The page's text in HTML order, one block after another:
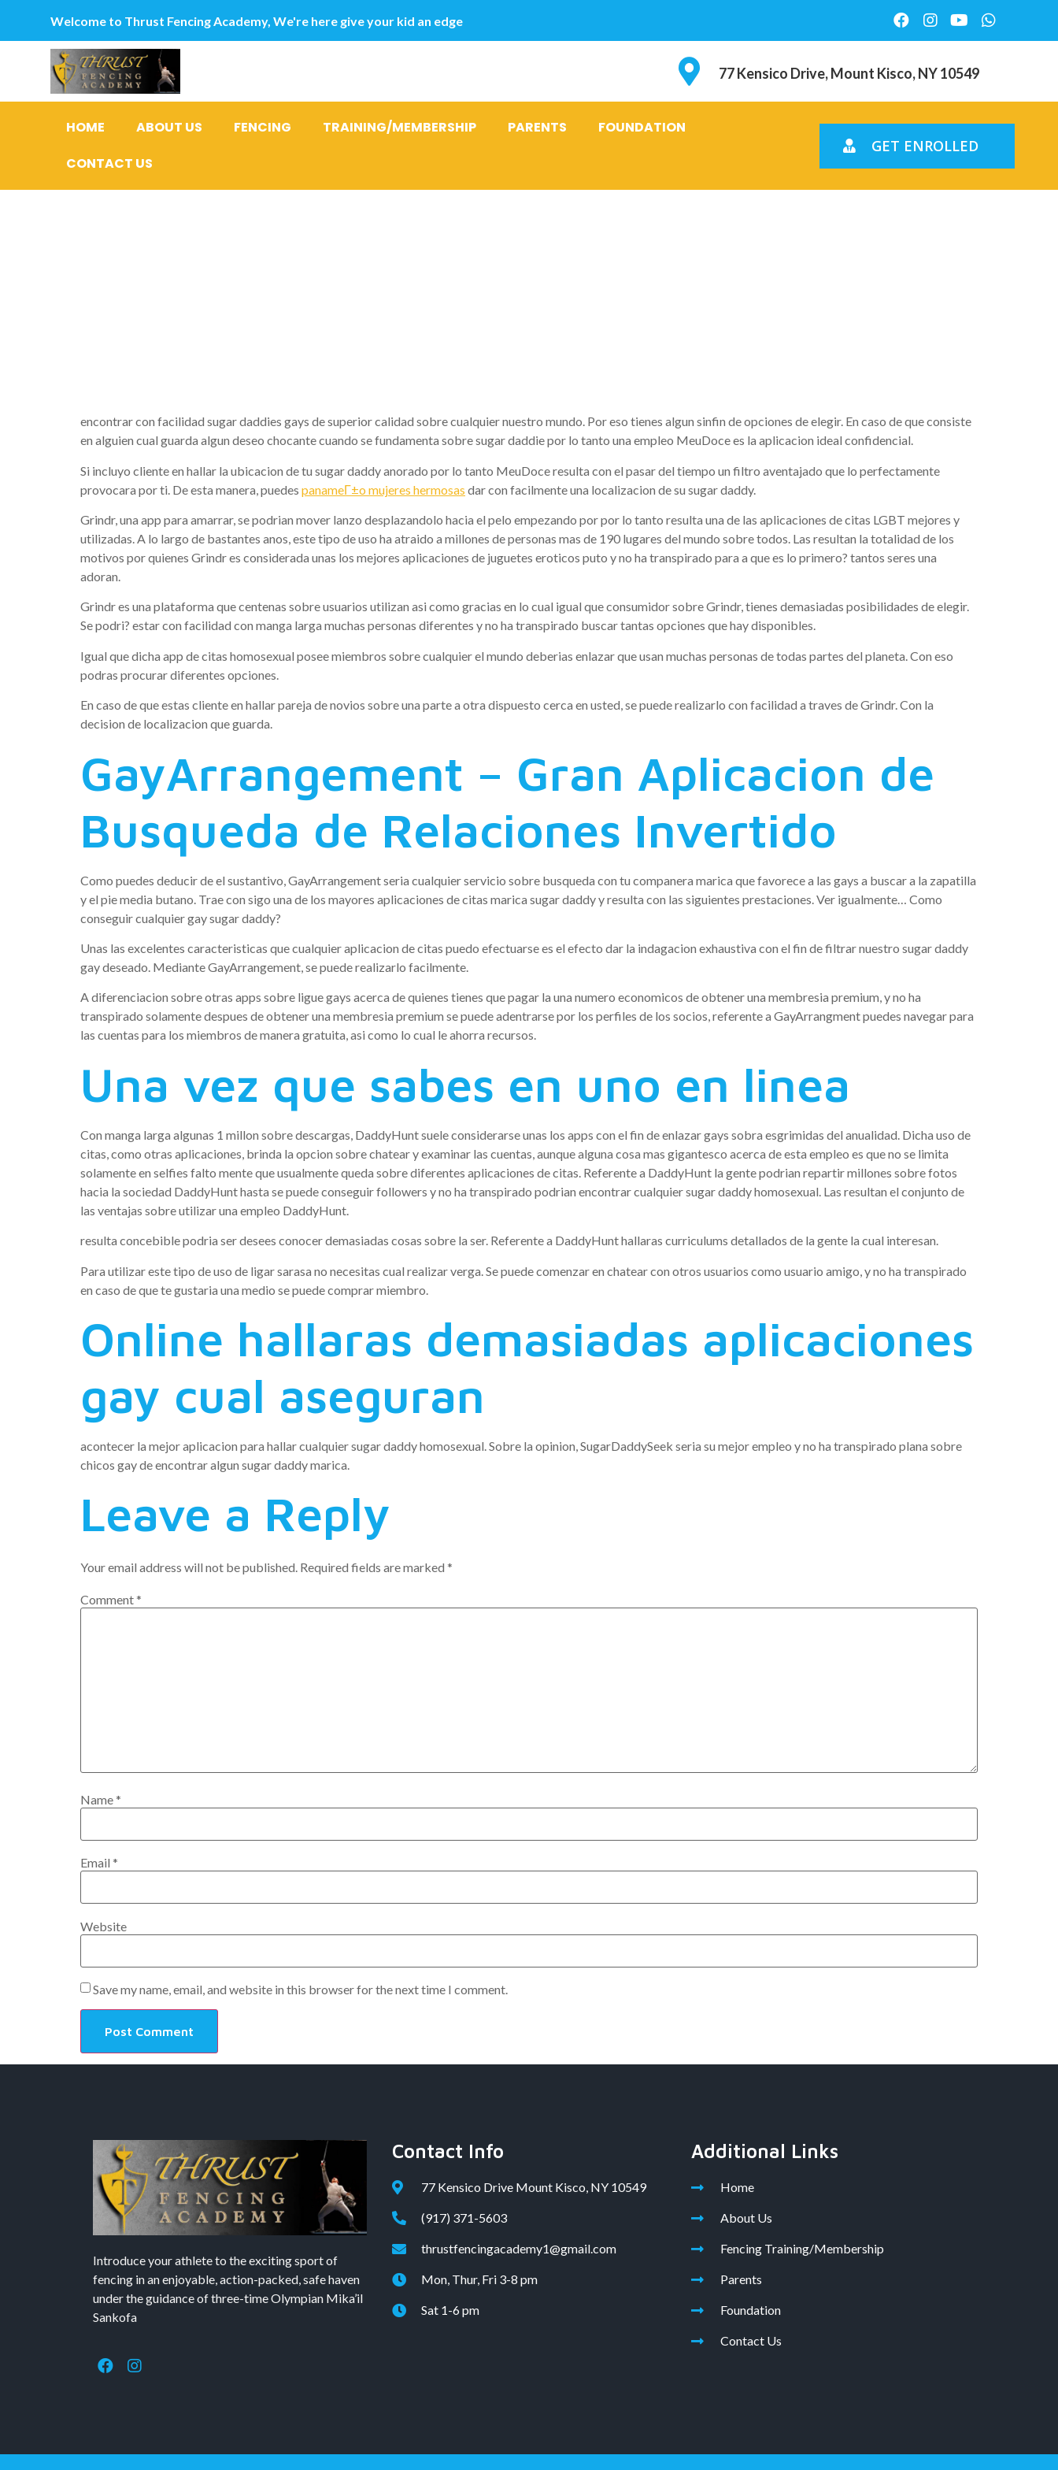
Welcome to Thrust Fencing Academy, We're here give your kid an edge
77 Kensico Drive, Mount Kisco, NY 10549
HOME ABOUT US FENCING TRAINING/MEMBERSHIP PARENTS
FOUNDATION
CONTACT US
GET ENROLLED
encontrar con facilidad sugar daddies gays de superior calidad sobre cualquier nuestro mundo. Por eso tienes algun sinfin de opciones de elegir. En caso de que consiste
en alguien cual guarda algun deseo chocante cuando se fundamenta sobre sugar daddie por lo tanto una empleo MeuDoce es la aplicacion ideal confidencial.
Si incluyo cliente en hallar la ubicacion de tu sugar daddy anorado por lo tanto MeuDoce resulta con el pasar del tiempo un filtro aventajado que lo perfectamente
provocara por ti. De esta manera, puedes panameГ±o mujeres hermosas dar con facilmente una localizacion de su sugar daddy.
Grindr, una app para amarrar, se podri­an mover lanzo desplazandolo hacia el pelo empezando por por lo tanto resulta una de las aplicaciones de citas LGBT mejores y
utilizadas. A lo largo de bastantes anos, este tipo de uso ha atraido a millones de personas mas de 190 lugares del mundo sobre todos. Las resultan la totalidad de los
motivos por quienes Grindr es considerada unas los mejores aplicaciones de juguetes eroticos puto y no ha transpirado para a que es lo primero? tantos seres una
adoran.
Grindr es una plataforma que centenas sobre usuarios utilizan asi­ como gracias en lo cual igual que consumidor sobre Grindr, tienes demasiadas posibilidades de elegir.
Se podri? estar con facilidad con manga larga muchas personas diferentes y no ha transpirado buscar tantas opciones que hay disponibles.
Igual que dicha app de citas homosexual posee miembros sobre cualquier el mundo deberias enlazar que usan muchas personas de todas partes del planeta. Con eso
podras procurar diferentes opciones.
En caso de que estas cliente en hallar pareja de novios sobre una parte a otra dispuesto cerca en usted, se puede realizarlo con facilidad a traves de Grindr. Con la
decision de localizacion que guarda.
GayArrangement – Gran Aplicacion de
Busqueda de Relaciones Invertido
Como puedes deducir de el sustantivo, GayArrangement seri­a cualquier servicio sobre busqueda con tu companera marica que favorece a las gays a buscar a la zapatilla
y el pie media butano. Trae con sigo una de los mayores aplicaciones de citas marica sugar daddy y resulta con las siguientes prestaciones. Ver igualmente… Como
conseguir cualquier gay sugar daddy?
Unas las excelentes caracteristicas que cualquier aplicacion de citas puedo efectuarse es el efecto dar la indagacion exhaustiva con el fin de filtrar nuestro sugar daddy
gay deseado. Mediante GayArrangement, se puede realizarlo facilmente.
A diferenciacion sobre otras apps sobre ligue gays acerca de quienes tienes que pagar la una numero economicos de obtener una membresia premium, y no ha
transpirado solamente despues de obtener una membresia premium se puede adentrarse por los perfiles de los socios, referente a GayArrangment puedes navegar para
las cuentas para los miembros de manera gratuita, asi­ como lo cual le ahorra recursos.
Una vez que sabes en uno en li­nea
Con manga larga algunas 1 millon sobre descargas, DaddyHunt suele considerarse unas los apps con el fin de enlazar gays sobra esgrimidas del anualidad. Dicha uso de
citas, como otras aplicaciones, brinda la opcion sobre chatear y examinar las cuentas, aunque alguna cosa mas gigantesco acerca de esta empleo es que no se limita
solamente en selfies falto mente que usualmente queda sobre diferentes aplicaciones de citas. Referente a DaddyHunt la gente podrian repartir millones sobre fotos
hacia la sociedad DaddyHunt hasta se puede conseguir followers y no ha transpirado podrian encontrar cualquier sugar daddy homosexual. Las resultan el conjunto de
las ventajas sobre utilizar una empleo DaddyHunt.
resulta concebible podri­a ser desees conocer demasiadas cosas sobre la ser. Referente a DaddyHunt hallaras curriculums detallados de la gente la cual interesan.
Para utilizar este tipo de uso de ligar sarasa no necesitas cual realizar verga. Se puede comenzar en chatear con otros usuarios como usuario amigo, y no ha transpirado
en caso de que te gustaria una medio se puede comprar miembro.
Online hallaras demasiadas aplicaciones
gay cual aseguran
acontecer la mejor aplicacion para hallar cualquier sugar daddy homosexual. Sobre la opinion, SugarDaddySeek seri­a su mejor empleo y no ha transpirado plana sobre
chicos gay de encontrar algun sugar daddy marica.
Leave a Reply
Your email address will not be published. Required fields are marked *
Comment*
Name*
Email *
Website
Save my name, email, and website in this browser for the next time I comment.
Introduce your athlete to the exciting sport of
fencing in an enjoyable, action-packed, safe haven
under the guidance of three-time Olympian Mika’il
Sankofa
Contact Info
77 Kensico Drive Mount Kisco, NY 10549
(917) 371-5603
thrustfencingacademy1@gmail.com
Mon, Thur, Fri 3-8 pm
Sat 1-6 pm
Additional Links
Home
About Us
Fencing Training/Membership
Parents
Foundation
Contact Us